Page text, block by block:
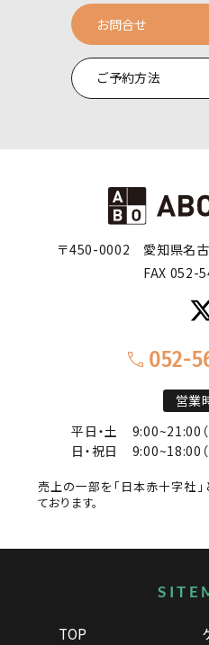
お問合せ
ご予約方法
〒450-0002
愛知県名
FAX 052-
052-
営業
平日・土
9:00~21:00
日・祝日
9:00~18:00
売上の一部を「日本赤十字社」
ております。
サイト
TOP